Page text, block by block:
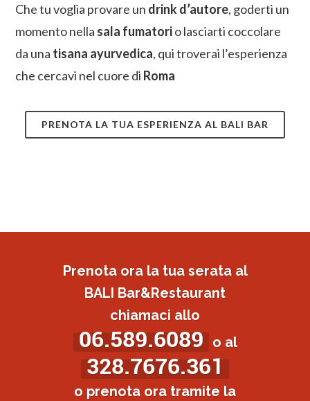
Che tu voglia provare un drink d’autore, goderti un
momento nella sala fumatorio lasciarti coccolare
da una tisana ayurvedica, qui troverai l’esperienza
che cercavi nel cuore di Roma
PRENOTA LA TUA ESPERIENZA AL BALI BAR
Prenota ora la tua serata al
BALI Bar&Restaurant
chiamaci allo
06.589.6089 o al
328.7676.361
o prenota ora tramite la